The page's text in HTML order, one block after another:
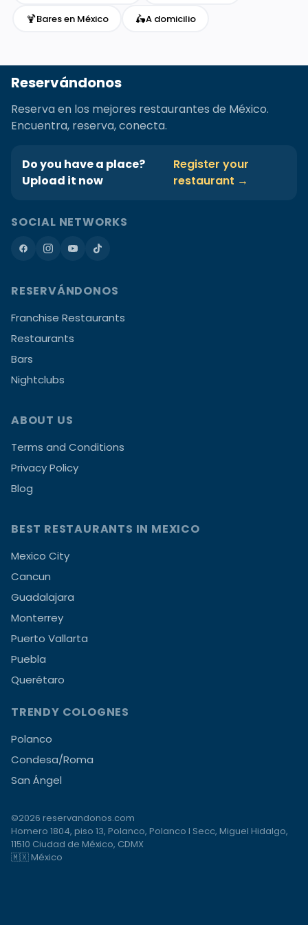
🍹Bares en México 🛵A domicilio
Reservándonos
Reserva en los mejores restaurantes de México.
Encuentra, reserva, conecta.
Do you have a place?
Upload it now
Register your
restaurant →
SOCIAL NETWORKS
RESERVÁNDONOS
Franchise Restaurants
Restaurants
Bars
Nightclubs
ABOUT US
Terms and Conditions
Privacy Policy
Blog
BEST RESTAURANTS IN MEXICO
Mexico City
Cancun
Guadalajara
Monterrey
Puerto Vallarta
Puebla
Querétaro
TRENDY COLOGNES
Polanco
Condesa/Roma
San Ángel
©2026 reservandonos.com
Homero 1804, piso 13, Polanco, Polanco I Secc, Miguel Hidalgo,
11510 Ciudad de México, CDMX
🇲🇽 México